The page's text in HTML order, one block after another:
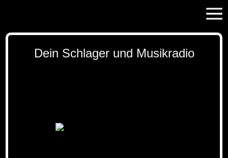
Dein Schlager und Musikradio